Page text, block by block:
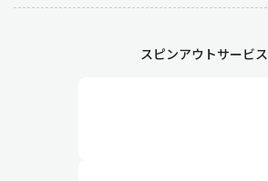
スピンアウトサービス